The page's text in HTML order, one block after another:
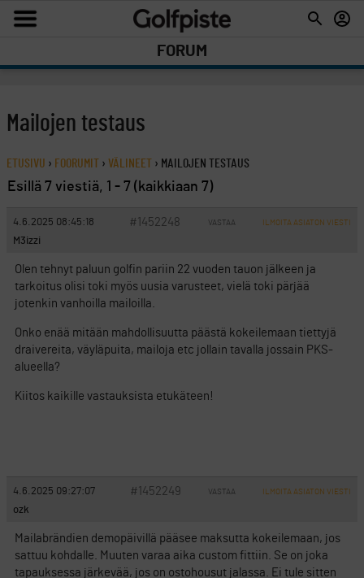
FORUM
Mailojen testaus
ETUSIVU › FOORUMIT › VÄLINEET › MAILOJEN TESTAUS
Esillä 7 viestiä, 1 - 7 (kaikkiaan 7)
4.6.2025 08:45:18 #1452248 VASTAA ILMOITA ASIATON VIESTI
M3izzi
Olen tehnyt paluun golfin pariin 22 vuoden tauon jälkeen ja
tarkoitus olisi toki myös uusia varusteet, vielä toki pärjää
jotenkin vanhoilla mailoilla.
Onko enää mitään mahdollisuutta päästä kokeilemaan tiettyjä
draivereita, väyläpuita, mailoja etc jollain tavalla jossain PKS-
alueella?
Kiitos kaikille vastauksista etukäteen!
4.6.2025 09:27:07 #1452249 VASTAA ILMOITA ASIATON VIESTI
ozk
Mailabrändien demopäivillä pääsee maksutta kokeilemaan, jos
sattuu kohdalle. Muuten varaa aika custom fittiin. Se on joka
tapauksessa järkevää, jos on ostohousut jalassa. Ei tule sitten